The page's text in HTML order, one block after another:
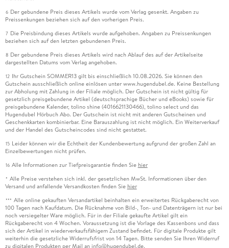
6 Der gebundene Preis dieses Artikels wurde vom Verlag gesenkt. Angaben zu
Preissenkungen beziehen sich auf den vorherigen Preis.
7 Die Preisbindung dieses Artikels wurde aufgehoben. Angaben zu Preissenkungen
beziehen sich auf den letzten gebundenen Preis.
8 Der gebundene Preis dieses Artikels wird nach Ablauf des auf der Artikelseite
dargestellten Datums vom Verlag angehoben.
12 Ihr Gutschein SOMMER13 gilt bis einschließlich 10.08.2026. Sie können den
Gutschein ausschließlich online einlösen unter www.hugendubel.de. Keine Bestellung
zur Abholung mit Zahlung in der Filiale möglich. Der Gutschein ist nicht gültig für
gesetzlich preisgebundene Artikel (deutschsprachige Bücher und eBooks) sowie für
preisgebundene Kalender, tolino shine (4016621130466), tolino select und das
Hugendubel Hörbuch Abo. Der Gutschein ist nicht mit anderen Gutscheinen und
Geschenkkarten kombinierbar. Eine Barauszahlung ist nicht möglich. Ein Weiterverkauf
und der Handel des Gutscheincodes sind nicht gestattet.
15 Leider können wir die Echtheit der Kundenbewertung aufgrund der großen Zahl an
Einzelbewertungen nicht prüfen.
16 Alle Informationen zur Tiefpreisgarantie finden Sie hier
* Alle Preise verstehen sich inkl. der gesetzlichen MwSt. Informationen über den
Versand und anfallende Versandkosten finden Sie hier
*** Alle online gekauften Versandartikel beinhalten ein erweitertes Rückgaberecht von
100 Tagen nach Kaufdatum. Die Rücknahme von Bild-, Ton- und Datenträgern ist nur bei
noch versiegelter Ware möglich. Für in der Filiale gekaufte Artikel gilt ein
Rückgaberecht von 4 Wochen. Voraussetzung ist die Vorlage des Kassenbons und dass
sich der Artikel in wiederverkaufsfähigem Zustand befindet. Für digitale Produkte gilt
weiterhin die gesetzliche Widerrufsfrist von 14 Tagen. Bitte senden Sie Ihren Widerruf
zu digitalen Produkten per Mail an info@hugendubel.de.